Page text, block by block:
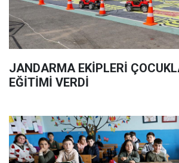
JANDARMA EKİPLERİ
EĞİTİMİ VERDİ